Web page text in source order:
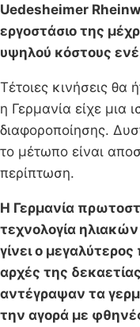
Uedesheimer
εργοστάσιο της
υψηλού κόστους
Τέτοιες κινήσεις θα
η Γερμανία είχε μια
διαφοροποίησης.
το μέτωπο είναι
περίπτωση.
Η Γερμανία
τεχνολογία
γίνει ο
αρχές της
αντέγραψαν τα
την αγορά με